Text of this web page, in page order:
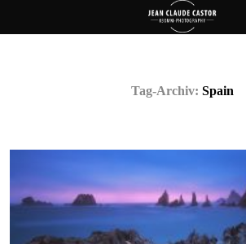
Tag-Archiv: Spain